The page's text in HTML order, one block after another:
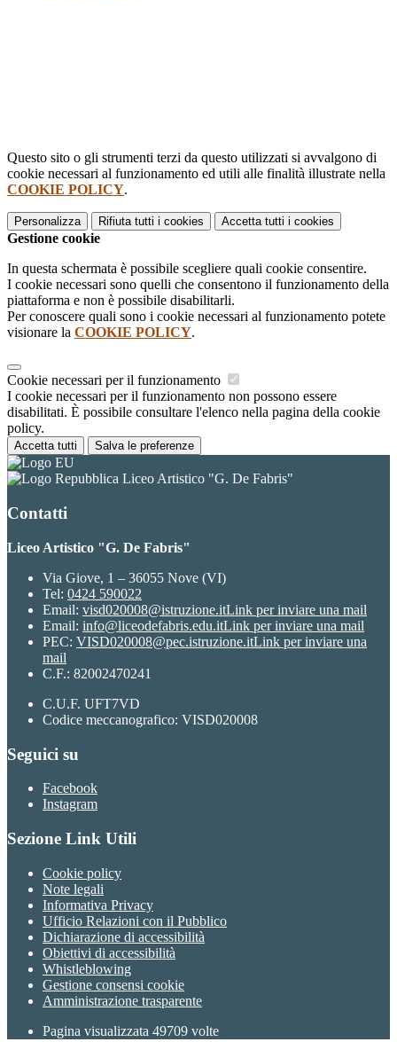
Questo sito o gli strumenti terzi da questo utilizzati si avvalgono di
cookie necessari al funzionamento ed utili alle finalità illustrate nella
COOKIE POLICY.
Personalizza Rifiuta tutti i cookies Accetta tutti i cookies
Gestione cookie
In questa schermata è possibile scegliere quali cookie consentire.
I cookie necessari sono quelli che consentono il funzionamento della
piattaforma e non è possibile disabilitarli.
Per conoscere quali sono i cookie necessari al funzionamento potete
visionare la COOKIE POLICY.
Cookie necessari per il funzionamento
I cookie necessari per il funzionamento non possono essere
disabilitati. È possibile consultare l'elenco nella pagina della cookie
policy.
Accetta tutti Salva le preferenze
Liceo Artistico "G. De Fabris"
Contatti
Liceo Artistico "G. De Fabris"
Via Giove, 1 – 36055 Nove (VI)
Tel: 0424 590022
Email: visd020008@istruzione.itLink per inviare una mail
Email: info@liceodefabris.edu.itLink per inviare una mail
PEC: VISD020008@pec.istruzione.itLink per inviare una
mail
C.F.: 82002470241
C.U.F. UFT7VD
Codice meccanografico: VISD020008
Seguici su
Facebook
Instagram
Sezione Link Utili
Cookie policy
Note legali
Informativa Privacy
Ufficio Relazioni con il Pubblico
Dichiarazione di accessibilità
Obiettivi di accessibilità
Whistleblowing
Gestione consensi cookie
Amministrazione trasparente
Pagina visualizzata 49709 volte